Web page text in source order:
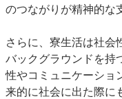
のつながりが精神的な
さらに、寮生活は社会
バックグラウンドを持
性やコミュニケーショ
来的に社会に出た際に